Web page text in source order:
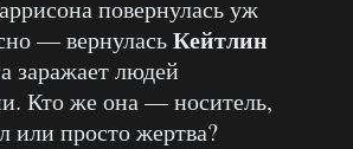
повернулась уж
— вернуласьКейтлин
заражает людей
Кто же она — носитель,
или просто жертва?